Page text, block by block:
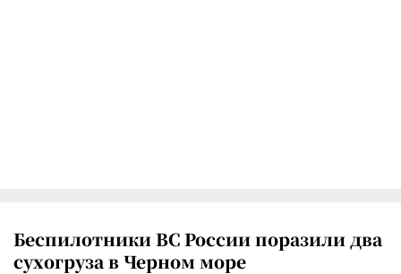
Беспилотники ВС России поразили два
сухогруза в Черном море